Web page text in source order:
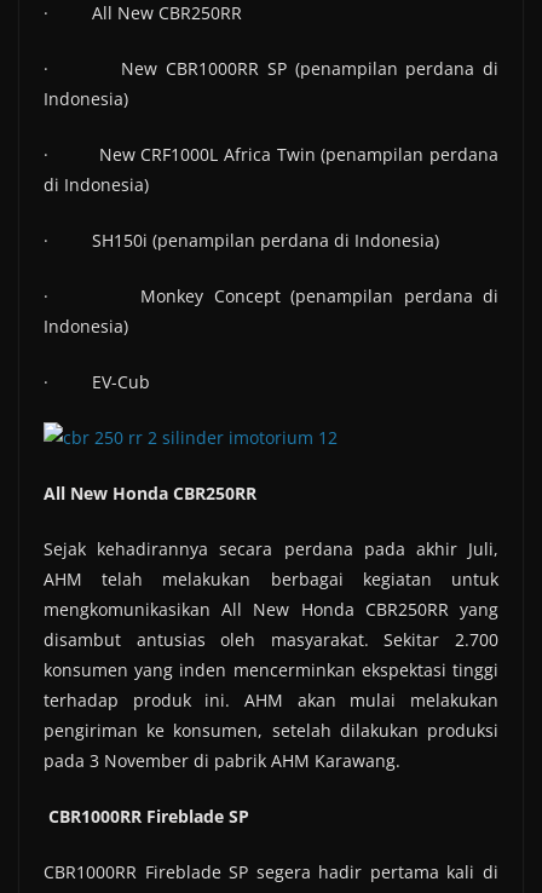
· All New CBR250RR
· New CBR1000RR SP (penampilan perdana di
Indonesia)
· New CRF1000L Africa Twin (penampilan perdana
di Indonesia)
· SH150i (penampilan perdana di Indonesia)
· Monkey Concept (penampilan perdana di
Indonesia)
· EV-Cub
All New Honda CBR250RR
Sejak kehadirannya secara perdana pada akhir Juli,
AHM telah melakukan berbagai kegiatan untuk
mengkomunikasikan All New Honda CBR250RR yang
disambut antusias oleh masyarakat. Sekitar 2.700
konsumen yang inden mencerminkan ekspektasi tinggi
terhadap produk ini. AHM akan mulai melakukan
pengiriman ke konsumen, setelah dilakukan produksi
pada 3 November di pabrik AHM Karawang.
CBR1000RR Fireblade SP
CBR1000RR Fireblade SP segera hadir pertama kali di